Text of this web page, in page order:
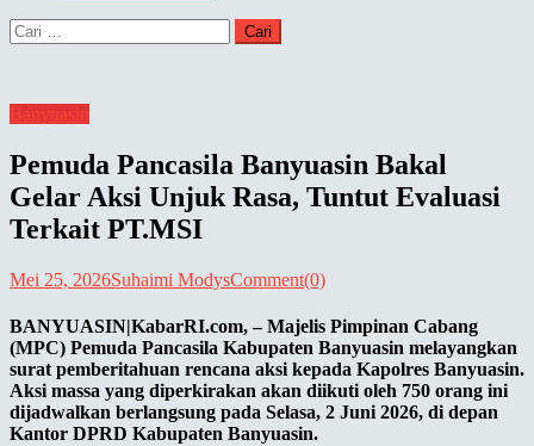
Cari
untuk:
Banyuasin
Pemuda Pancasila Banyuasin Bakal
Gelar Aksi Unjuk Rasa, Tuntut Evaluasi
Terkait PT.MSI
Mei 25, 2026Suhaimi ModysComment(0)
BANYUASIN|KabarRI.com,– Majelis Pimpinan Cabang
(MPC) Pemuda Pancasila Kabupaten Banyuasin melayangkan
surat pemberitahuan rencana aksi kepada Kapolres Banyuasin.
Aksi massa yang diperkirakan akan diikuti oleh 750 orang ini
dijadwalkan berlangsung pada Selasa, 2 Juni 2026, di depan
Kantor DPRD Kabupaten Banyuasin.